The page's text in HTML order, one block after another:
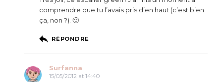
comprendre que tu l’avais pris d’en haut (c’est bien
ça, non ?). 🙂
RÉPONDRE
Surfanna
15/05/2012 at 14:40